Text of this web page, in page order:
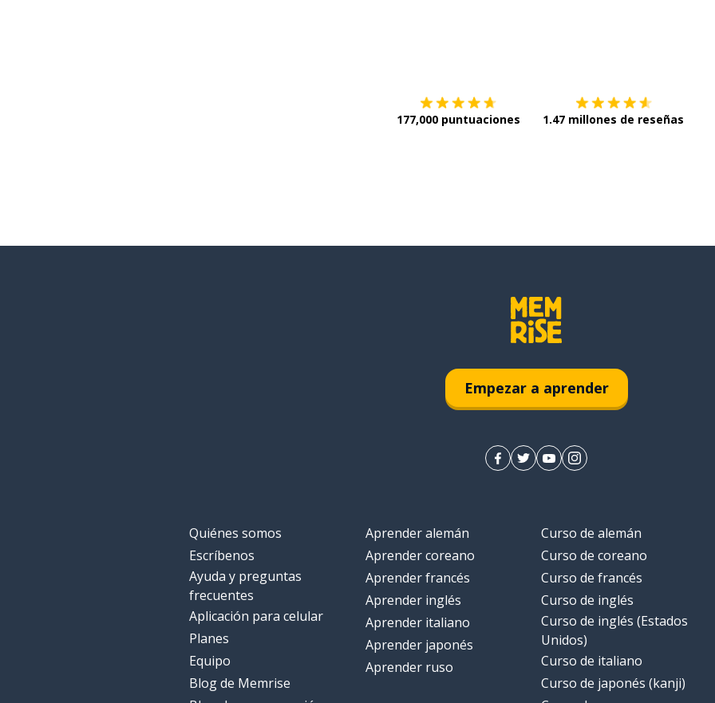
177,000 puntuaciones 1.47 millones de reseñas
Empezar a aprender
Quiénes somos
Escríbenos
Ayuda y preguntas
frecuentes
Aplicación para celular
Planes
Equipo
Blog de Memrise
Aprender alemán
Aprender coreano
Aprender francés
Aprender inglés
Aprender italiano
Aprender japonés
Aprender ruso
Curso de alemán
Curso de coreano
Curso de francés
Curso de inglés
Curso de inglés (Estados
Unidos)
Curso de italiano
Curso de japonés (kanji)